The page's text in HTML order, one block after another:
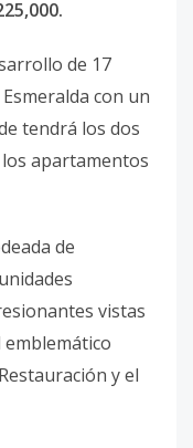
de 17
con un
tendrá los dos
apartamentos
de
vistas
emblemático
y el